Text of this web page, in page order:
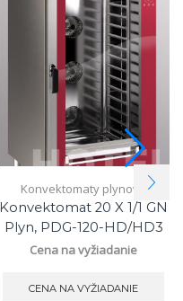
Konvektomaty plynové
Konvektomat 20 X 1/1 GN
Plyn, PDG-120-HD/HD3
Cena na vyžiadanie
CENA NA VYŽIADANIE